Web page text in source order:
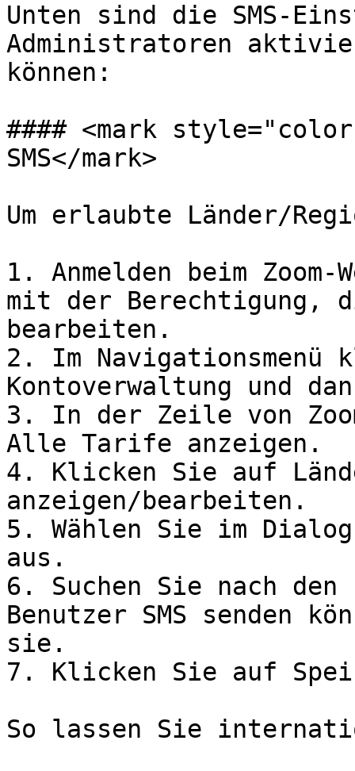
Unten sind die SMS-
Administratoren
können:
#### <mark
SMS</mark>
Um erlaubte Länder/
1. Anmelden beim
mit der Berechtigung,
bearbeiten.
2. Im
Kontoverwaltung und
3. In der Zeile von
Alle Tarife anzeigen.
4. Klicken Sie auf
anzeigen/bearbeiten.
5. Wählen Sie im
aus.
6. Suchen Sie nach den
Benutzer SMS senden
sie.
7. Klicken Sie auf
So lassen Sie